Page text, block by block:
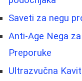
Saveti za negu
Anti-Age Nega
Preporuke
Ultrazvučna